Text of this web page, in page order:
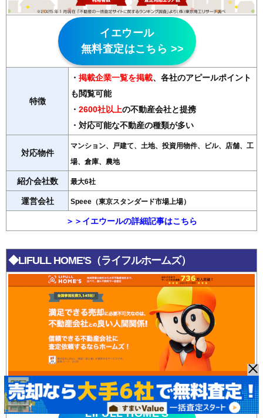
イエウール
無料査定はこちら >>
特徴
・ 掲載企業一覧を掲載、各社のアピールポイント
も閲覧可能
・ 2600社以上の不動産会社と提携
・対応可能な不動産の種類が多い
対応物件
マンション、戸建て、土地、投資用物件、ビル、店舗、工
場、倉庫、農地
紹介会社数 最大6社
運営会社 Speee（東京スタンダード市場上場）
＞＞イエウールの詳細記事はこちら
◆LIFULL HOME'S（ライフルホームズ）
LIFULL HOME'S